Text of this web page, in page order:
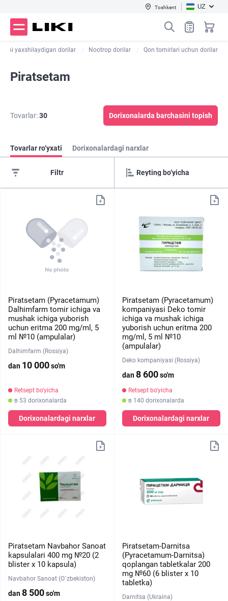
Toshkent UZ
yaxshilaydigan dorilar Nootrop dorilar Qon tomirlari uchun dorilar
Piratsetam
Tovarlar:30 Dorixonalarda barchasini topish
Tovarlar ro‘yxati Dorixonalardagi narxlar
Filtr
Piratsetam (Pyracetamum)
Dalhimfarm tomir ichiga va
mushak ichiga yuborish
uchun eritma 200 mg/ml, 5
ml №10 (ampulalar)
Dalhimfarm (Rossiya)
dan 10 000so'm
Retsept bo'yicha
в 53 dorixonalarda
Dorixonalardagi narxlar
Piratsetam (Pyracetamum)
kompaniyasi Deko tomir
ichiga va mushak ichiga
yuborish uchun eritma 200
mg/ml, 5 ml №10
(ampulalar)
Deko kompaniyasi (Rossiya)
dan8 600so'm
Retsept bo'yicha
в 140 dorixonalarda
Dorixonalardagi narxlar
Piratsetam Navbahor Sanoat
kapsulalari 400 mg №20 (2
blister х 10 kapsula)
Navbahor Sanoat (O`zbekiston)
dan8 500so'm
Piratsetam-Darnitsa
(Pyracetamum-Darnitsa)
qoplangan tabletkalar 200
mg №60 (6 blister х 10
tabletka)
Darnitsa (Ukraina)